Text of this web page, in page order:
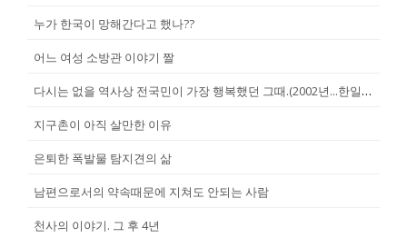
누가 한국이 망해간다고 했나??
어느 여성 소방관 이야기 짤
다시는 없을 역사상 전국민이 가장 행복했던 그때.(2002년...한일월드...
지구촌이 아직 살만한 이유
은퇴한 폭발물 탐지견의 삶
남편으로서의 약속때문에 지쳐도 안되는 사람
천사의 이야기. 그 후 4년